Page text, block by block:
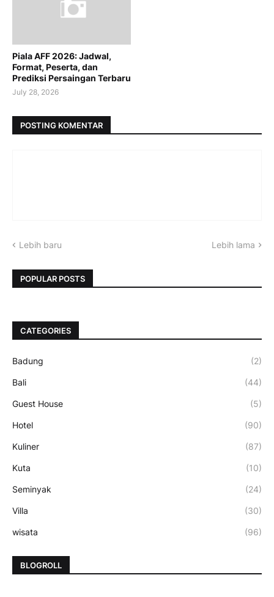
Piala AFF 2026: Jadwal,
Format, Peserta, dan
Prediksi Persaingan Terbaru
July 28, 2026
POSTING KOMENTAR
Lebih baru Lebih lama
POPULAR POSTS
CATEGORIES
Badung (2)
Bali (44)
Guest House (5)
Hotel (90)
Kuliner (87)
Kuta (10)
Seminyak (24)
Villa (30)
wisata (96)
BLOGROLL